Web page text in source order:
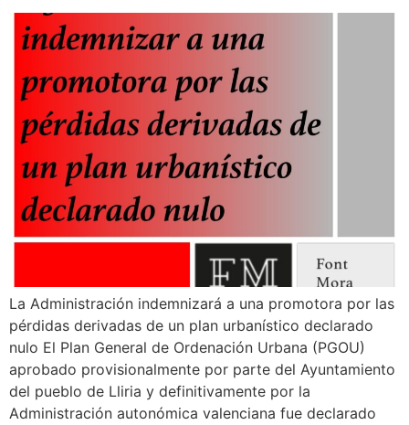
La Administración indemnizará a una promotora por las
pérdidas derivadas de un plan urbanístico declarado
nulo El Plan General de Ordenación Urbana (PGOU)
aprobado provisionalmente por parte del Ayuntamiento
del pueblo de Lliria y definitivamente por la
Administración autonómica valenciana fue declarado